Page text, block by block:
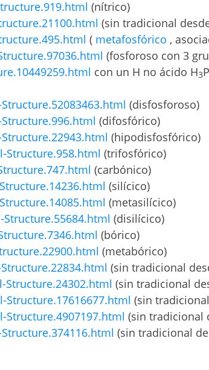
(nítrico)
(sin tradicional
( metafosfórico ,
(fosforoso con 3
con un H no ácido H3
(disfosforoso)
(difosfórico)
(hipodisfosfórico)
(trifosfórico)
(carbónico)
(silícico)
(metasilícico)
(disilícico)
(bórico)
(metabórico)
(sin tradicional
(sin tradicional
(sin
(sin tradicional
(sin tradicional